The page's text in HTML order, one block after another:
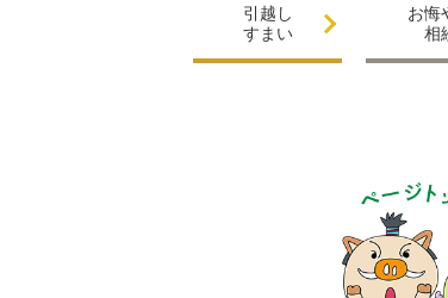
引越し
すまい
お悔
相